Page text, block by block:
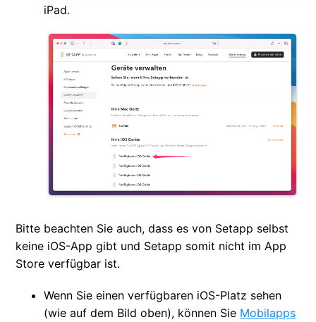
iPad.
Bitte beachten Sie auch, dass es von Setapp selbst
keine iOS-App gibt und Setapp somit nicht im App
Store verfügbar ist.
Wenn Sie einen verfügbaren iOS-Platz sehen
(wie auf dem Bild oben), können Sie Mobilapps